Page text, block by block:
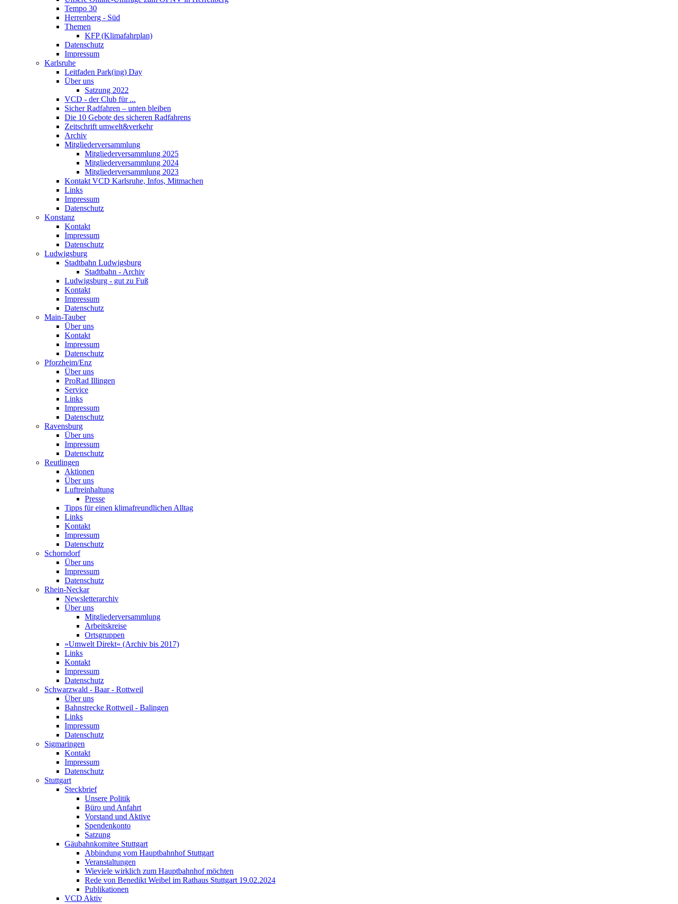
Tempo 30
Herrenberg - Süd
Themen
KFP (Klimafahrplan)
Datenschutz
Impressum
Karlsruhe
Leitfaden Park(ing) Day
Über uns
Satzung 2022
VCD - der Club für ...
Sicher Radfahren – unten bleiben
Die 10 Gebote des sicheren Radfahrens
Zeitschrift umwelt&verkehr
Archiv
Mitgliederversammlung
Mitgliederversammlung 2025
Mitgliederversammlung 2024
Mitgliederversammlung 2023
Kontakt VCD Karlsruhe, Infos, Mitmachen
Links
Impressum
Datenschutz
Konstanz
Kontakt
Impressum
Datenschutz
Ludwigsburg
Stadtbahn Ludwigsburg
Stadtbahn - Archiv
Ludwigsburg - gut zu Fuß
Kontakt
Impressum
Datenschutz
Main-Tauber
Über uns
Kontakt
Impressum
Datenschutz
Pforzheim/Enz
Über uns
ProRad Illingen
Service
Links
Impressum
Datenschutz
Ravensburg
Über uns
Impressum
Datenschutz
Reutlingen
Aktionen
Über uns
Luftreinhaltung
Presse
Tipps für einen klimafreundlichen Alltag
Links
Kontakt
Impressum
Datenschutz
Schorndorf
Über uns
Impressum
Datenschutz
Rhein-Neckar
Newsletterarchiv
Über uns
Mitgliederversammlung
Arbeitskreise
Ortsgruppen
»Umwelt Direkt« (Archiv bis 2017)
Links
Kontakt
Impressum
Datenschutz
Schwarzwald - Baar - Rottweil
Über uns
Bahnstrecke Rottweil - Balingen
Links
Impressum
Datenschutz
Sigmaringen
Kontakt
Impressum
Datenschutz
Stuttgart
Steckbrief
Unsere Politik
Büro und Anfahrt
Vorstand und Aktive
Spendenkonto
Satzung
Gäubahnkomitee Stuttgart
Abbindung vom Hauptbahnhof Stuttgart
Veranstaltungen
Wieviele wirklich zum Hauptbahnhof möchten
Rede von Benedikt Weibel im Rathaus Stuttgart 19.02.2024
Publikationen
VCD Aktiv